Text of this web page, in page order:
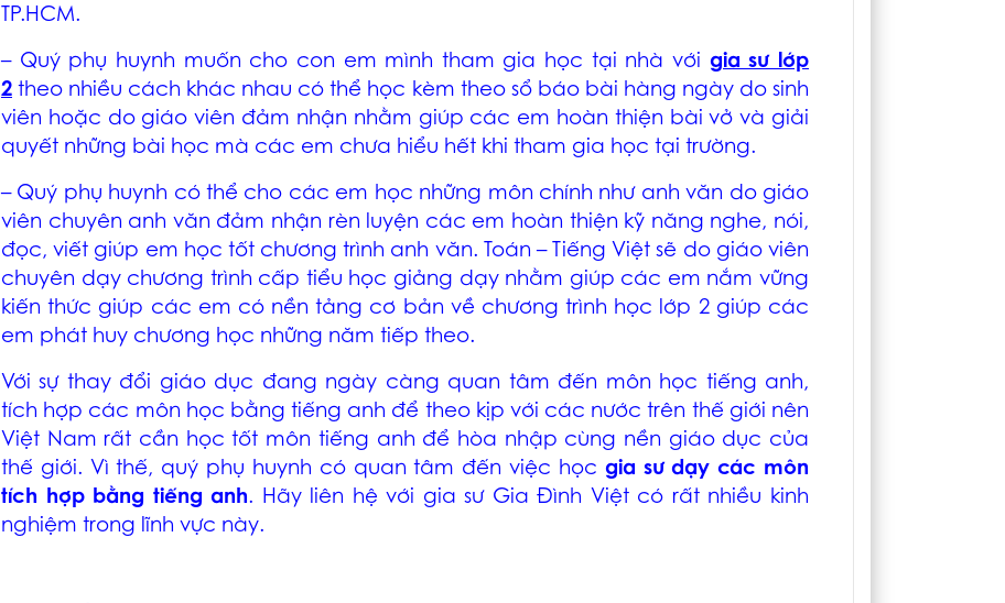
TP.HCM.
– Quý phụ huynh muốn cho con em mình tham gia học tại nhà với gia sư lớp
2 theo nhiều cách khác nhau có thể học kèm theo sổ báo bài hàng ngày do sinh
viên hoặc do giáo viên đảm nhận nhằm giúp các em hoàn thiện bài vở và giải
quyết những bài học mà các em chưa hiểu hết khi tham gia học tại trường.
– Quý phụ huynh có thể cho các em học những môn chính như anh văn do giáo
viên chuyên anh văn đảm nhận rèn luyện các em hoàn thiện kỹ năng nghe, nói,
đọc, viết giúp em học tốt chương trình anh văn. Toán – Tiếng Việt sẽ do giáo viên
chuyên dạy chương trình cấp tiểu học giảng dạy nhằm giúp các em nắm vững
kiến thức giúp các em có nền tảng cơ bản về chương trình học lớp 2 giúp các
em phát huy chương học những năm tiếp theo.
Với sự thay đổi giáo dục đang ngày càng quan tâm đến môn học tiếng anh,
tích hợp các môn học bằng tiếng anh để theo kịp với các nước trên thế giới nên
Việt Nam rất cần học tốt môn tiếng anh để hòa nhập cùng nền giáo dục của
thế giới. Vì thế, quý phụ huynh có quan tâm đến việc học gia sư dạy các môn
tích hợp bằng tiếng anh. Hãy liên hệ với gia sư Gia Đình Việt có rất nhiều kinh
nghiệm trong lĩnh vực này.